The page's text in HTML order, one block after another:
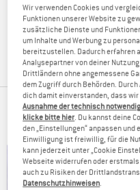
» Gehe zurück zur
NEUES VON
Wir verwenden Cookies und
Funktionen unserer Website zu
zusätzliche Dienste und
um Inhalte und Werbung zu
bereitzustellen. Dadurch erfahren
Analysepartner von deiner
Drittländern ohne angemessene
dem Zugriff durch Behörden.
dich damit einverstanden, dass
Ausnahme der technisch
klicke bitte hier. Du kannst deine
den „Einstellungen“ anpassen
Einwilligung ist freiwillig, für die
kann jederzeit unter „Cookie
Webseite widerrufen oder
auch zu Risiken der
Datenschutzhinweisen.